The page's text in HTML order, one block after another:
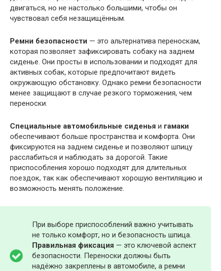
двигаться, но не настолько большими, чтобы он
чувствовал себя незащищённым.
Ремни безопасности — это альтернатива переноскам,
которая позволяет зафиксировать собаку на заднем
сиденье. Они просты в использовании и подходят для
активных собак, которые предпочитают видеть
окружающую обстановку. Однако ремни безопасности
менее защищают в случае резкого торможения, чем
переноски.
Специальные автомобильные сиденья и гамаки
обеспечивают больше пространства и комфорта. Они
фиксируются на заднем сиденье и позволяют шпицу
расслабиться и наблюдать за дорогой. Такие
приспособления хорошо подходят для длительных
поездок, так как обеспечивают хорошую вентиляцию и
возможность менять положение.
При выборе приспособлений важно учитывать
не только комфорт, но и безопасность шпица.
Правильная фиксация — это ключевой аспект
безопасности. Переноски должны быть
надёжно закреплены в автомобиле, а ремни